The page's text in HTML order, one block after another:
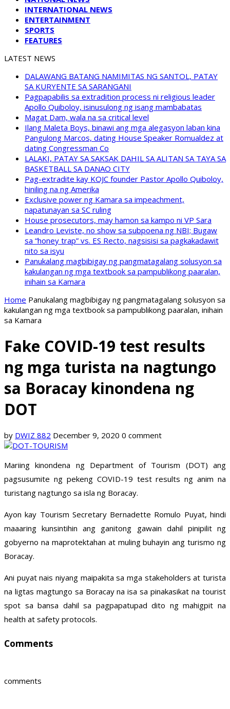
INTERNATIONAL NEWS
ENTERTAINMENT
SPORTS
FEATURES
LATEST NEWS
DALAWANG BATANG NAMIMITAS NG SANTOL, PATAY
SA KURYENTE SA SARANGANI
Pagpapabilis sa extradition process ni religious leader
Apollo Quiboloy, isinusulong ng isang mambabatas
Magat Dam, wala na sa critical level
Ilang Maleta Boys, binawi ang mga alegasyon laban kina
Pangulong Marcos, dating House Speaker Romualdez at
dating Congressman Co
LALAKI, PATAY SA SAKSAK DAHIL SA ALITAN SA TAYA SA
BASKETBALL SA DANAO CITY
Pag-extradite kay KOJC founder Pastor Apollo Quiboloy,
hiniling na ng Amerika
Exclusive power ng Kamara sa impeachment,
napatunayan sa SC ruling
House prosecutors, may hamon sa kampo ni VP Sara
Leandro Leviste, no show sa subpoena ng NBI; Bugaw
sa “honey trap” vs. ES Recto, nagsisisi sa pagkakadawit
nito sa isyu
Panukalang magbibigay ng pangmatagalang solusyon sa
kakulangan ng mga textbook sa pampublikong paaralan,
inihain sa Kamara
Home Panukalang magbibigay ng pangmatagalang solusyon sa
kakulangan ng mga textbook sa pampublikong paaralan, inihain
sa Kamara
Fake COVID-19 test results
ng mga turista na nagtungo
sa Boracay kinondena ng
DOT
by DWIZ 882 December 9, 2020 0 comment
Mariing kinondena ng Department of Tourism (DOT) ang
pagsusumite ng pekeng COVID-19 test results ng anim na
turistang nagtungo sa isla ng Boracay.
Ayon kay Tourism Secretary Bernadette Romulo Puyat, hindi
maaaring kunsintihin ang ganitong gawain dahil pinipilit ng
gobyerno na maprotektahan at muling buhayin ang turismo ng
Boracay.
Ani puyat nais niyang maipakita sa mga stakeholders at turista
na ligtas magtungo sa Boracay na isa sa pinakasikat na tourist
spot sa bansa dahil sa pagpapatupad dito ng mahigpit na
health at safety protocols.
Comments
comments